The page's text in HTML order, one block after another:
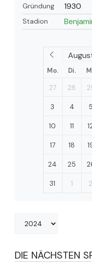
Gründung 1930
Stadion
Mo. Di.
27 28
3 4 5
10 11
17 18
24 25
31 1 2
DIE NÄCHSTEN